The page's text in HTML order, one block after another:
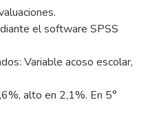
el software SPSS
Variable acoso escolar,
alto en 2,1%. En 5°